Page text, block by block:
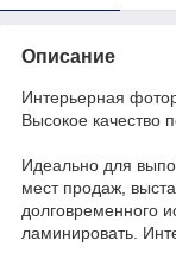
Описание
Интерьерная
Высокое качество
Идеально для
мест продаж,
долговременного
ламинировать.